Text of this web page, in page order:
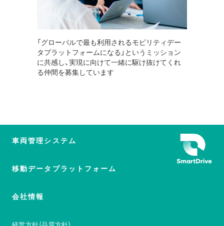
「グローバルで最も利用されるモビリティデー
タプラットフォームになる」というミッション
に共感し、実現に向けて一緒に駆け抜けてくれ
る仲間を募集しています
車両管理システム
移動データプラットフォーム
会社情報